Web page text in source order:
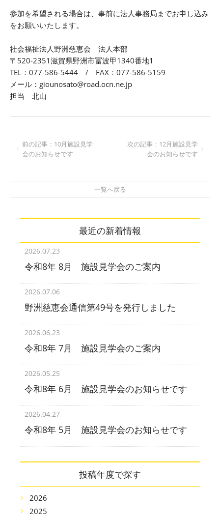
参加を希望される場合は、事前に法人事務局までお申し込み
をお願いいたします。
社会福祉法人野洲慈恵会 法人本部
〒520-2351滋賀県野洲市冨波甲1340番地1
TEL：077-586-5444 / FAX：077-586-5159
メール：giounosato@road.ocn.ne.jp
担当 北山
前の記事：10月施設見学
会のお知らせです
次の記事：12月施設見学
会のお知らせです
一覧へ戻る
最近の新着情報
2026.07.23
令和8年 8月 施設見学会のご案内
2026.07.06
野洲慈恵会通信第49号を発行しました
2026.06.23
令和8年 7月 施設見学会のご案内
2026.05.25
令和8年 6月 施設見学会のお知らせです
2026.04.27
令和8年 5月 施設見学会のお知らせです
投稿年度で探す
2026
2025